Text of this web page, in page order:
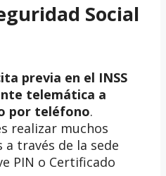
Social
previa en el INSS
telemática a
por teléfono.
realizar muchos
través de la sede
PIN o Certificado